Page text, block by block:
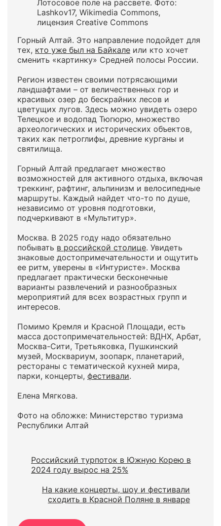
Лотосовое поле на рассвете. Фото:
Lashkov17, Wikimedia Commons,
лицензия Creative Commons
Горный Алтай. Это направление подойдет для
тех, кто уже был на Байкале или кто хочет
сменить «картинку» Средней полосы России.
Регион известен своими потрясающими
ландшафтами – от величественных гор и
красивых озер до бескрайних лесов и
цветущих лугов. Здесь можно увидеть озеро
Телецкое и водопад Тюгюрю, множество
археологических и исторических объектов,
таких как петроглифы, древние курганы и
святилища.
Горный Алтай предлагает множество
возможностей для активного отдыха, включая
треккинг, рафтинг, альпинизм и велосипедные
маршруты. Каждый найдет что-то по душе,
независимо от уровня подготовки,
подчеркивают в «Мультитур».
Москва. В 2025 году надо обязательно
побывать в российской столице. Увидеть
знаковые достопримечательности и ощутить
ее ритм, уверены в «Интуристе». Москва
предлагает практически бесконечные
варианты развлечений и разнообразных
мероприятий для всех возрастных групп и
интересов.
Помимо Кремля и Красной Площади, есть
масса достопримечательностей: ВДНХ, Арбат,
Москва-Сити, Третьяковка, Пушкинский
музей, Москвариум, зоопарк, планетарий,
рестораны с тематической кухней мира,
парки, концерты, фестивали.
Елена Мягкова.
Фото на обложке: Министерство туризма
Республики Алтай
Российский турпоток в Южную Корею в
2024 году вырос на 25%
На какие концерты, шоу и фестивали
сходить в Красной Поляне в январе